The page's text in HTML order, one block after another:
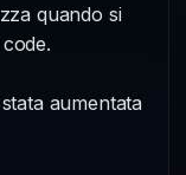
quando si
aumentata